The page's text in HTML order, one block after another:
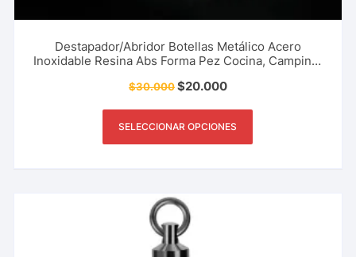
Destapador/Abridor Botellas Metálico Acero
Inoxidable Resina Abs Forma Pez Cocina, Camping,
$30.000$20.000
SELECCIONAR OPCIONES